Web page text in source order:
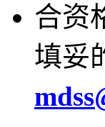
合资
填妥